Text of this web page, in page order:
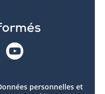
personnelles et